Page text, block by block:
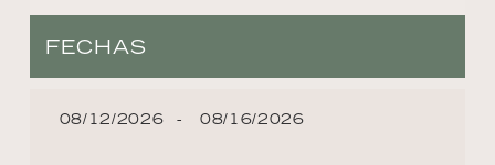
FECHAS
08/12/2026 08/16/2026